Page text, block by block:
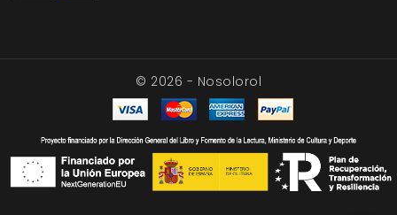
© 2026 - Nosolorol